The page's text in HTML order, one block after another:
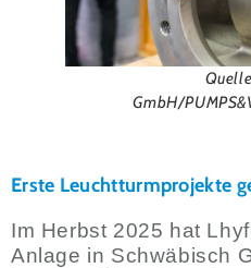
GmbH/
Erste Leuchtturmprojekte
Im Herbst 2025 hat
Anlage in Schwäbisch